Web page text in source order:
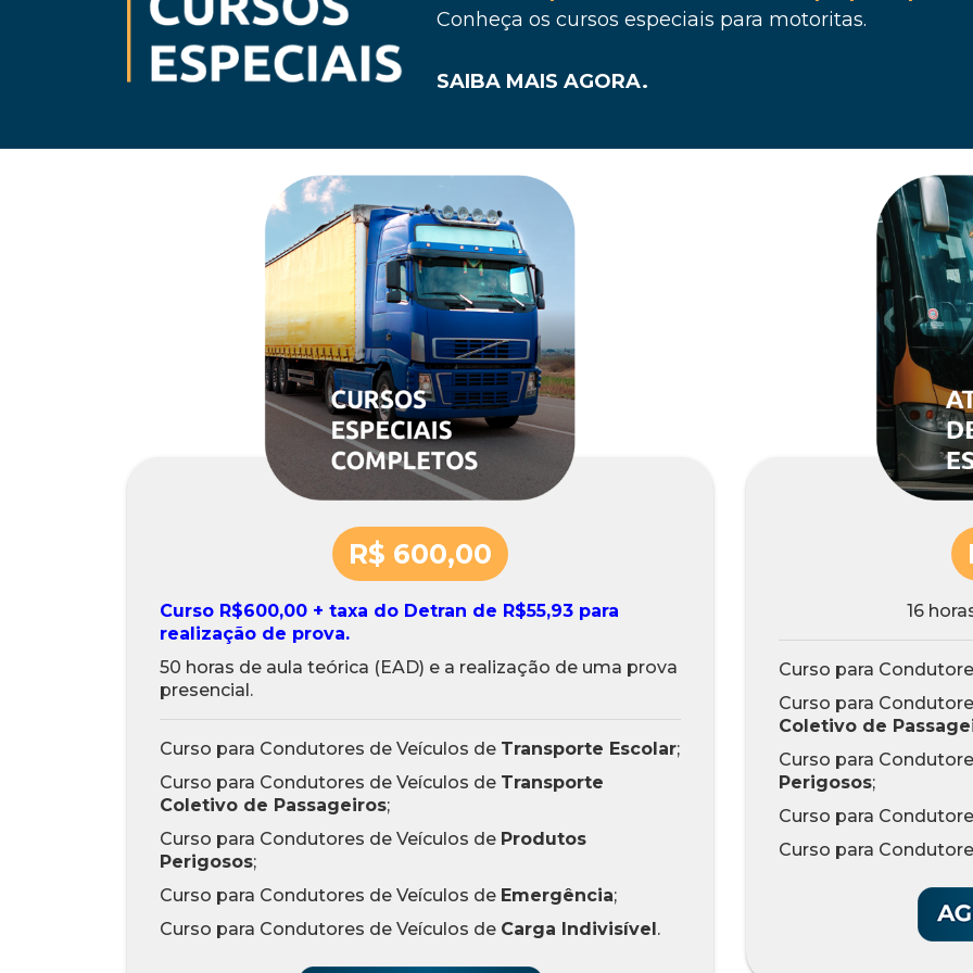
Conheça os cursos especiais para motoritas.
SAIBA MAIS AGORA.
R$ 600,00
Curso R$600,00 + taxa do Detran de R$55,93 para
realização de prova.
50 horas de aula teórica (EAD) e a realização de uma prova
presencial.
Curso para Condutores de Veículos de Transporte Escolar;
Curso para Condutores de Veículos de Transporte
Coletivo de Passageiros;
Curso para Condutores de Veículos de Produtos
Perigosos;
Curso para Condutores de Veículos de Emergência;
Curso para Condutores de Veículos de Carga Indivisível.
16
Curso para
Curso para
Coletivo de
Curso para
Perigosos;
Curso para
Curso para